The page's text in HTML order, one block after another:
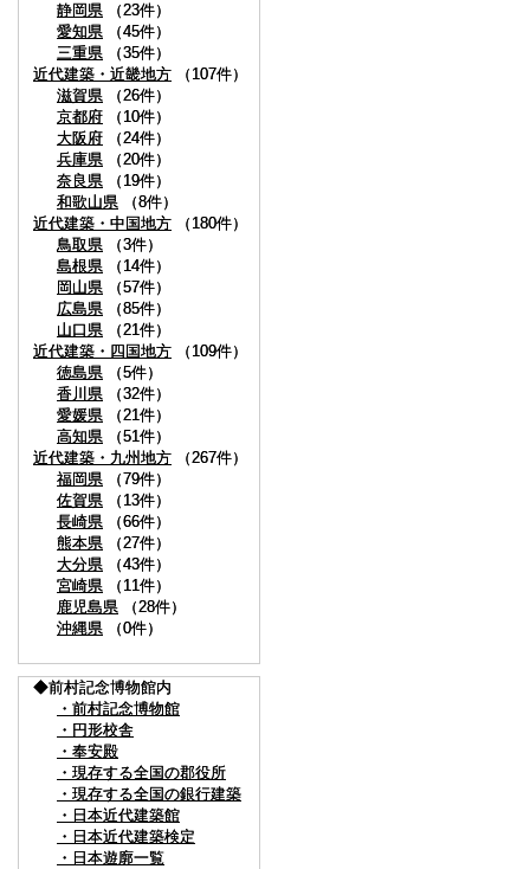
静岡県 （23件）
愛知県 （45件）
三重県 （35件）
近代建築・近畿地方 （107件）
滋賀県 （26件）
京都府 （10件）
大阪府 （24件）
兵庫県 （20件）
奈良県 （19件）
和歌山県 （8件）
近代建築・中国地方 （180件）
鳥取県 （3件）
島根県 （14件）
岡山県 （57件）
広島県 （85件）
山口県 （21件）
近代建築・四国地方 （109件）
徳島県 （5件）
香川県 （32件）
愛媛県 （21件）
高知県 （51件）
近代建築・九州地方 （267件）
福岡県 （79件）
佐賀県 （13件）
長崎県 （66件）
熊本県 （27件）
大分県 （43件）
宮崎県 （11件）
鹿児島県 （28件）
沖縄県 （0件）
◆前村記念博物館内
・前村記念博物館
・円形校舎
・奉安殿
・現存する全国の郡役所
・現存する全国の銀行建築
・日本近代建築館
・日本近代建築検定
・日本遊廓一覧
静岡県 （23件）
愛知県 （45件）
三重県 （35件）
近代建築・近畿地方 （107件）
滋賀県 （26件）
京都府 （10件）
大阪府 （24件）
兵庫県 （20件）
奈良県 （19件）
和歌山県 （8件）
近代建築・中国地方 （180件）
鳥取県 （3件）
島根県 （14件）
岡山県 （57件）
広島県 （85件）
山口県 （21件）
近代建築・四国地方 （109件）
徳島県 （5件）
香川県 （32件）
愛媛県 （21件）
高知県 （51件）
近代建築・九州地方 （267件）
福岡県 （79件）
佐賀県 （13件）
長崎県 （66件）
熊本県 （27件）
大分県 （43件）
宮崎県 （11件）
鹿児島県 （28件）
沖縄県 （0件）
◆前村記念博物館内
・前村記念博物館
・円形校舎
・奉安殿
・現存する全国の郡役所
・現存する全国の銀行建築
・日本近代建築館
・日本近代建築検定
・日本遊廓一覧